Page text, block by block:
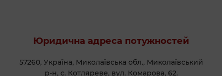
Юридична адреса потужностей
57260, Україна, Миколаївська обл., Миколаївський
р-н, с. Котляреве, вул. Комарова, 62.